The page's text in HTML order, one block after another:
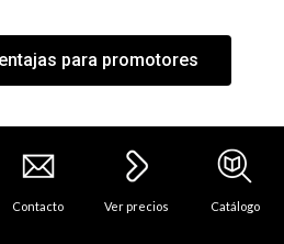
para promotores
Contacto Ver precios Catálogo